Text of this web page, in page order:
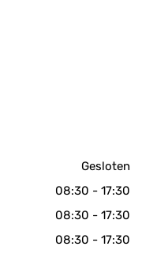
Gesloten
08:30 - 17:30
08:30 - 17:30
08:30 - 17:30